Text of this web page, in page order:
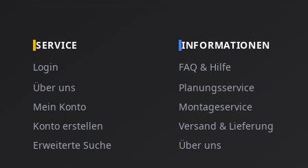
SERVICE
Login
Über uns
Mein Konto
Konto erstellen
Erweiterte Suche
INFORMATIONEN
FAQ & Hilfe
Planungsservice
Montageservice
Versand & Lieferung
Über uns